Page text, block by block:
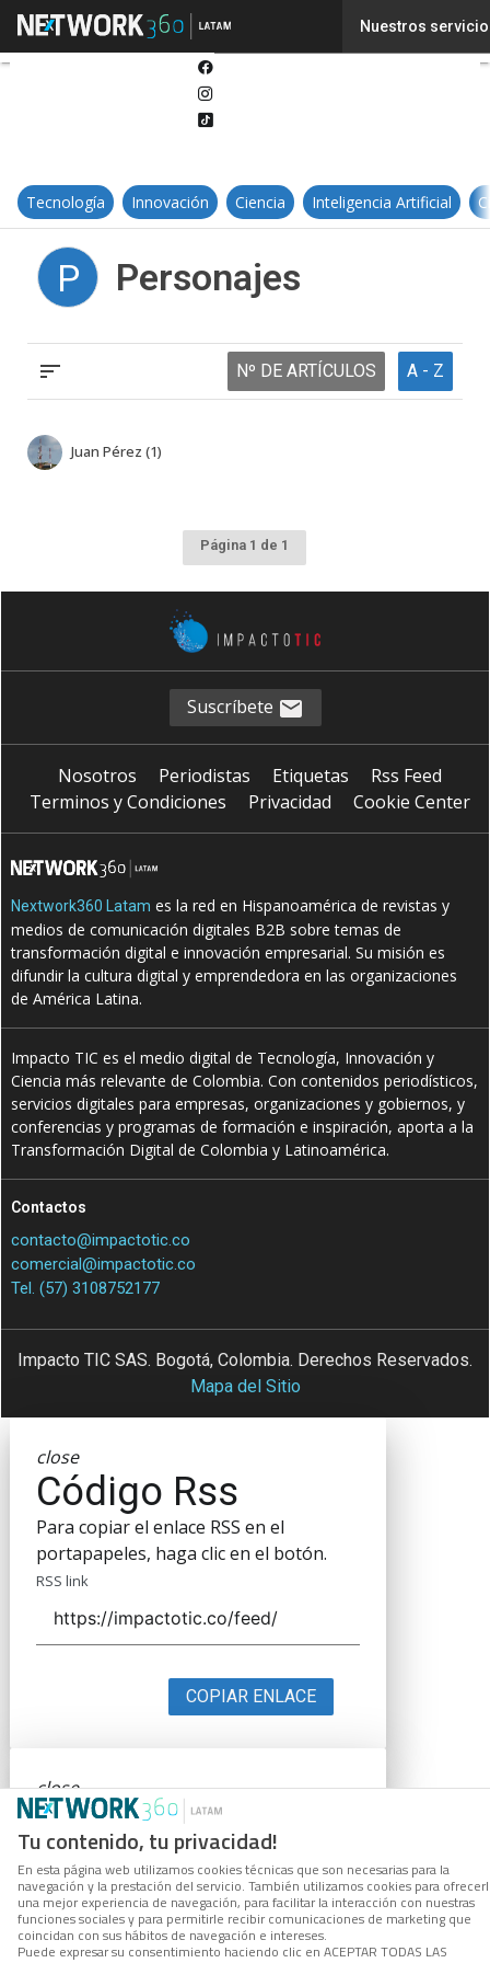
Nuestros
Tecnología Innovación Ciencia Inteligencia Artificial
P Personajes
Nº DE ARTÍCULOS A - Z
Juan Pérez (1)
Página 1 de 1
Tu contenido, tu privacidad!
En esta página web utilizamos cookies técnicas que son necesarias para la
navegación y la prestación del servicio. También utilizamos cookies para
una mejor experiencia de navegación, para facilitar la interacción con nuestras
funciones sociales y para permitirle recibir comunicaciones de marketing que
coincidan con sus hábitos de navegación e intereses.
Puede expresar su consentimiento haciendo clic en ACEPTAR TODAS LAS
Suscríbete
Nosotros Periodistas Etiquetas
Rss Feed
Terminos y Condiciones
Privacidad Cookie Center
Nextwork360 Latam es la red en Hispanoamérica de revistas y
medios de comunicación digitales B2B sobre temas de
transformación digital e innovación empresarial. Su misión es
difundir la cultura digital y emprendedora en las organizaciones
de América Latina.
Impacto TIC es el medio digital de Tecnología, Innovación y
Ciencia más relevante de Colombia. Con contenidos periodísticos,
servicios digitales para empresas, organizaciones y gobiernos, y
conferencias y programas de formación e inspiración, aporta a la
Transformación Digital de Colombia y Latinoamérica.
Contactos
contacto@impactotic.co
comercial@impactotic.co
Tel. (57) 3108752177
Impacto TIC SAS. Bogotá, Colombia. Derechos Reservados.
Mapa del Sitio
close
Código Rss
Para copiar el enlace RSS en el
portapapeles, haga clic en el botón.
RSS link
COPIAR ENLACE
close
Código Rss
Para copiar el enlace RSS en el
portapapeles, haga clic en el botón.
RSS link